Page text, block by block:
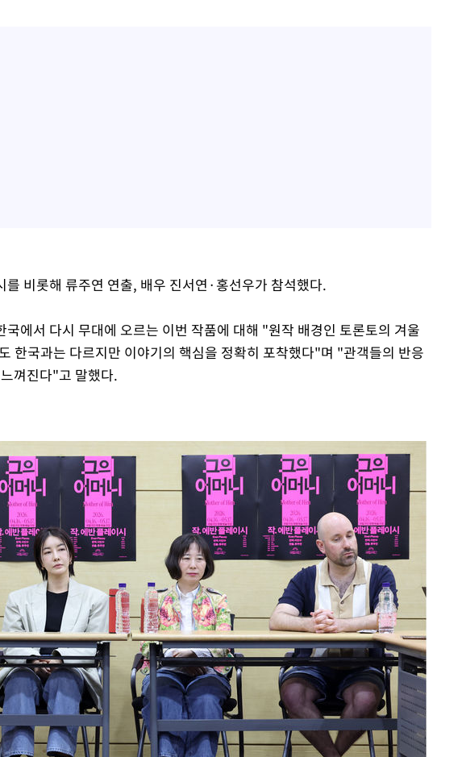
를 비롯해 류주연 연출, 배우 진서연·홍선우가 참석했다.
에서 다시 무대에 오르는 이번 작품에 대해 "원작 배경인 토론토의 겨울
한국과는 다르지만 이야기의 핵심을 정확히 포착했다"며 "관객들의 반응
껴진다"고 말했다.